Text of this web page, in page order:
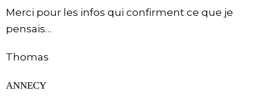
Merci pour les infos qui confirment ce que je
pensais…
Thomas
ANNECY